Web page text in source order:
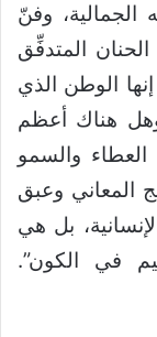
الجمالية، وفنّ
الحنان المتدفِّق
الوطن الذي
وهل هناك أعظم
والسمو
المعاني وعبق
بل هي
في الكون”.